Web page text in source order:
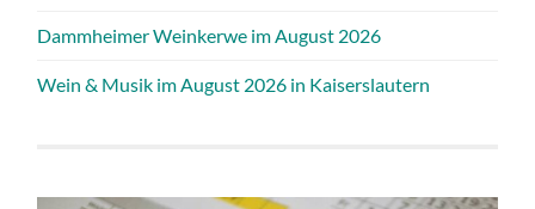
Dammheimer Weinkerwe im August 2026
Wein & Musik im August 2026 in Kaiserslautern